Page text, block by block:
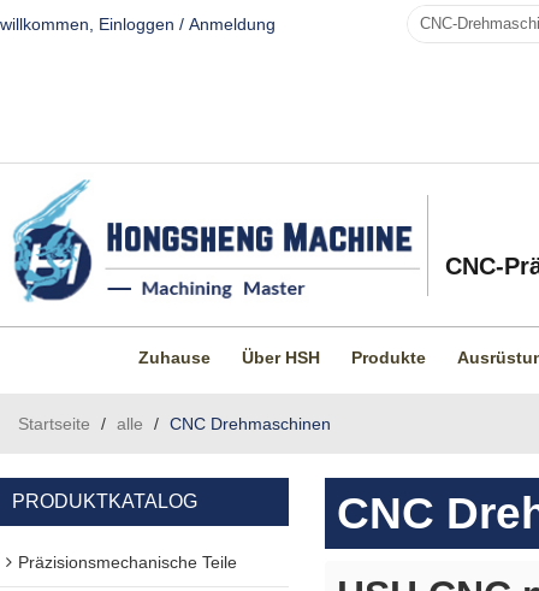
willkommen, Einloggen / Anmeldung
CNC-
Zuhause Über HSH Produkte
Startseite / alle / CNC Drehmaschinen
PRODUKTKATALOG
Präzisionsmechanische Teile
CNC